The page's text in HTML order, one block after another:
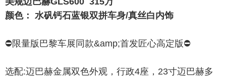
颜色： 水矾钙石蓝银双拼车身/真丝白内饰
⛔️限量版巴黎车展同款&amp;首发匠心高定版⛔️
选配:迈巴赫金属双色外观，行政4座，23寸迈巴赫多